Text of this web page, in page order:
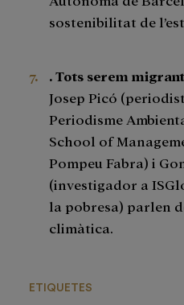
sostenibilitat de
. Tots serem
Josep Picó
Periodisme
School of
Pompeu Fabra) i
(investigador a
la pobresa) parlen
climàtica.
ETIQUETES